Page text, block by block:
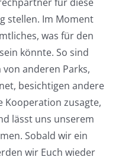
stellen. Im Moment
was für den
könnte. So sind
anderen Parks,
besichtigen andere
Kooperation zusagte,
lässt uns unserem
Sobald wir ein
wir Euch wieder